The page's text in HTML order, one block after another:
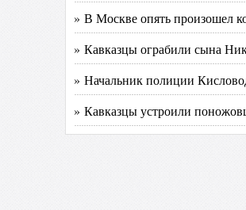
» В Москве опять произошел
» Кавказцы ограбили сына
» Начальник полиции
» Кавказцы устроили